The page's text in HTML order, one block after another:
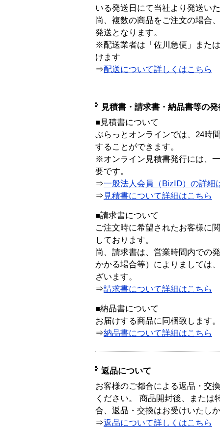
いる発送日にて当社より発送い
尚、複数の商品をご注文の場合
発送となります。
※配送業者は「佐川急便」また
けます
⇒配送について詳しくはこちら
見積書・請求書・納品書等の
■見積書について
ぷらっとオンラインでは、24時
することができます。
※オンライン見積書発行には、
要です。
⇒一般法人会員（BizID）の詳細
⇒ 見積書について詳細はこちら
■請求書について
ご注文時に希望されたお客様に
しております。
尚、請求書は、営業時間内での
かかる場合等）によりましては
ざいます。
⇒請求書について詳細はこちら
■納品書について
お届けする商品に同梱致します。
⇒納品書について詳細はこちら
返品について
お客様のご都合による返品・交
ください。 商品開封後、または
合、返品・交換はお受けいたし
⇒返品について詳しくはこちら